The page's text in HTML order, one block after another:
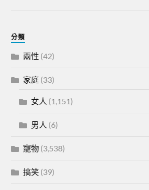
分類
兩性 (42)
家庭 (33)
女人 (1,151)
男人 (6)
寵物 (3,538)
搞笑 (39)